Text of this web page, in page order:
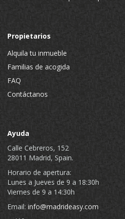
Propietarios
Alquila tu inmueble
Familias de acogida
FAQ
Contáctanos
Ayuda
Calle Cebreros, 152
28011 Madrid, Spain.
Horario de apertura:
Lunes a Jueves de 9 a 18:30h
Viernes de 9 a 14:30h
Email: info@madrideasy.com